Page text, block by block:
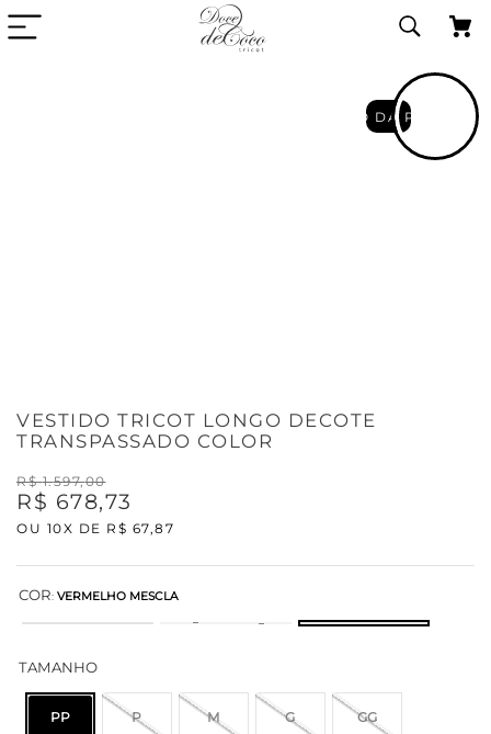
VIDEO DA PECA
VESTIDO TRICOT LONGO DECOTE
TRANSPASSADO COLOR
R$ 1.597,00
R$ 678,73
OU 10X DE R$ 67,87
COR: VERMELHO MESCLA
TAMANHO
PP P M G GG